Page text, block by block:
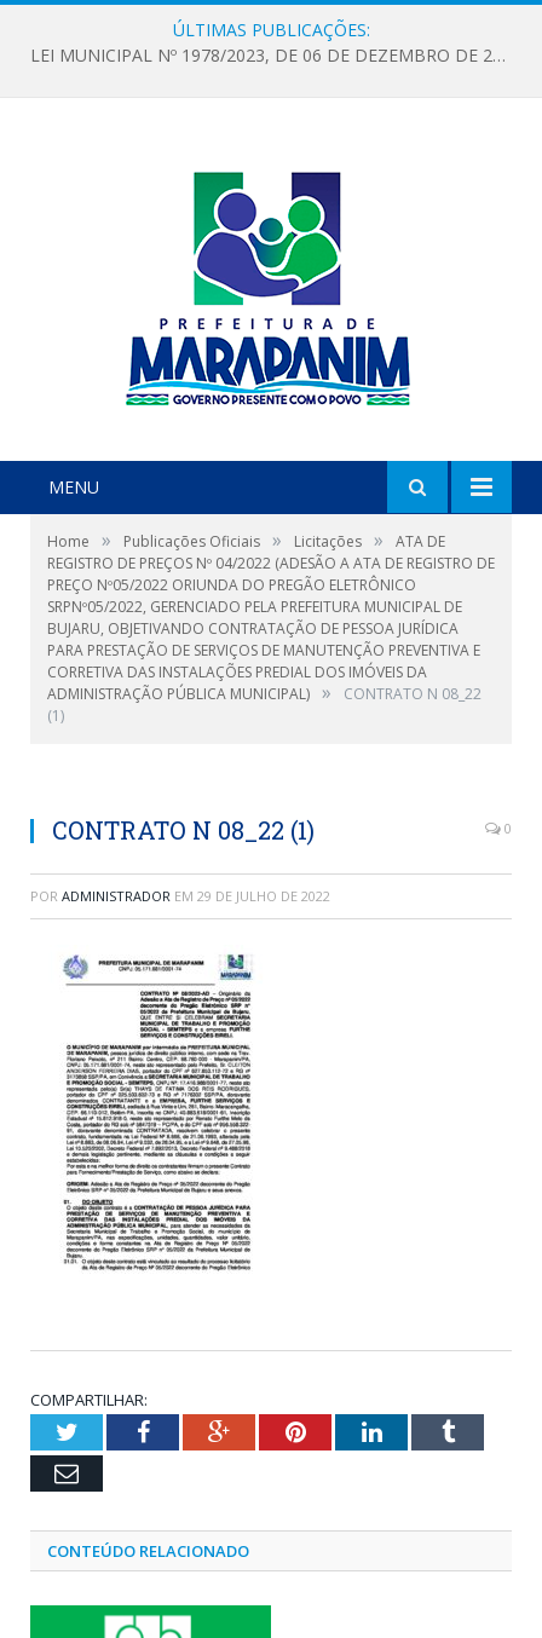
ÚLTIMAS PUBLICAÇÕES:
LEI MUNICIPAL Nº 1978/2023, DE 06 DE DEZEMBRO DE 2023 (LOA 2024-Estima a receita e fixa a despesa, em igual valor, do município de Marapanim, estado do Pará, para o exercício financeiro de 2024)
MENU
Home » Publicações Oficiais » Licitações »
ATA DE
REGISTRO DE PREÇOS Nº 04/2022 (ADESÃO A ATA DE REGISTRO DE
PREÇO Nº05/2022 ORIUNDA DO PREGÃO ELETRÔNICO
SRPNº05/2022, GERENCIADO PELA PREFEITURA MUNICIPAL DE
BUJARU, OBJETIVANDO CONTRATAÇÃO DE PESSOA JURÍDICA
PARA PRESTAÇÃO DE SERVIÇOS DE MANUTENÇÃO PREVENTIVA E
CORRETIVA DAS INSTALAÇÕES PREDIAL DOS IMÓVEIS DA
ADMINISTRAÇÃO PÚBLICA MUNICIPAL) »
CONTRATO N 08_22
(1)
CONTRATO N 08_22 (1) 0
POR ADMINISTRADOR EM 29 DE JULHO DE 2022
COMPARTILHAR:
TwitterFacebookGoogle+PinterestLinkedInTumblr
Email
CONTEÚDO RELACIONADO